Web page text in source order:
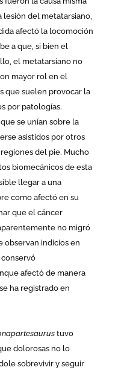
lesión del metatarsiano,
afectó la locomoción
a que, si bien el
el metatarsiano no
mayor rol en el
que suelen provocar la
por patologías.
se unían sobre la
asistidos por otros
del pie. Mucho
biomecánicos de esta
llegar a una
como afectó en su
que el cáncer
no migró
observan indicios en
afectó de manera
ha registrado en
tuvo
dolorosas no lo
sobrevivir y seguir